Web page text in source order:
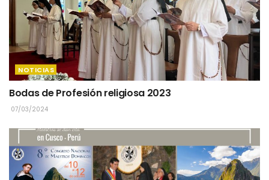
NOTICIAS
Bodas de Profesión religiosa 2023
07/03/2024